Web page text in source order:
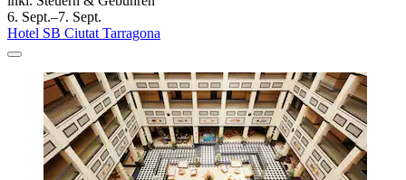
6. Sept.–7. Sept.
Hotel SB Ciutat Tarragona